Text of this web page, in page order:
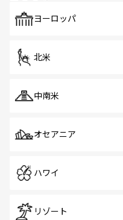
で、ホーカーズは
ヨーロッパ
北米
中南米
オセアニア
ハワイ
リゾート